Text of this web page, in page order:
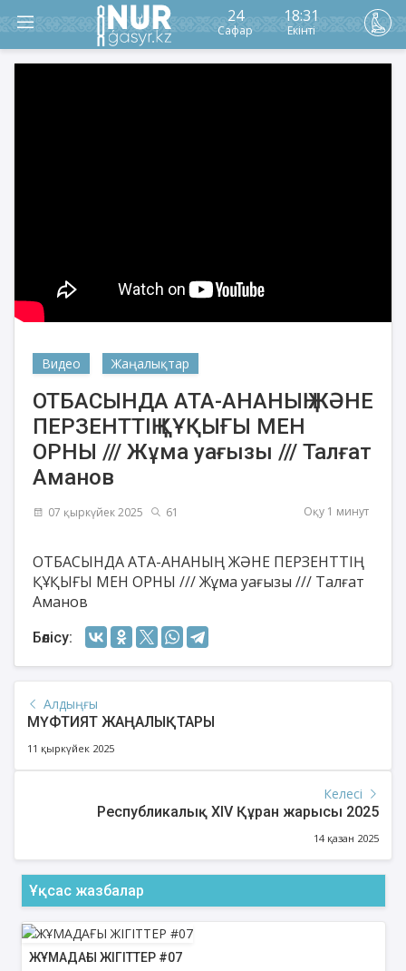
24
Сафар
18:31
Екінті
Видео Жаңалықтар
ОТБАСЫНДА АТА-АНАНЫҢ ЖӘНЕ
ПЕРЗЕНТТІҢ ҚҰҚЫҒЫ МЕН
ОРНЫ /// Жұма уағызы /// Талғат
Аманов
07 қыркүйек 2025 61 Оқу 1 минут
ОТБАСЫНДА АТА-АНАНЫҢ ЖӘНЕ ПЕРЗЕНТТІҢ
ҚҰҚЫҒЫ МЕН ОРНЫ /// Жұма уағызы /// Талғат
Аманов
Бөлісу:
Алдыңғы
МҮФТИЯТ ЖАҢАЛЫҚТАРЫ
11 қыркүйек 2025
Келесі
Республикалық XIV Құран жарысы 2025
14 қазан 2025
Ұқсас жазбалар
ЖҰМАДАҒЫ ЖІГІТТЕР #07